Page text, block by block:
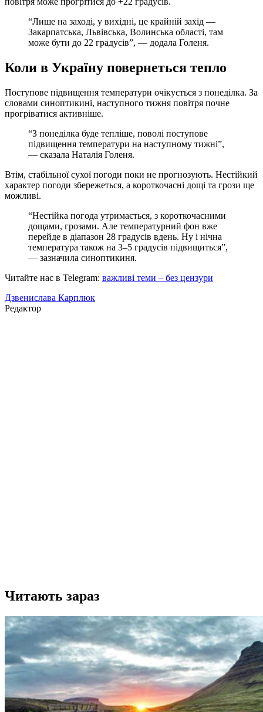
“Лише на заході, у вихідні, це крайній захід —
Закарпатська, Львівська, Волинська області, там
може бути до 22 градусів”, — додала Голеня.
Коли в Україну повернеться тепло
Поступове підвищення температури очікується з понеділка. За
словами синоптикині, наступного тижня повітря почне
прогріватися активніше.
“З понеділка буде тепліше, поволі поступове
підвищення температури на наступному тижні”,
— сказала Наталія Голеня.
Втім, стабільної сухої погоди поки не прогнозують. Нестійкий
характер погоди збережеться, а короткочасні дощі та грози ще
можливі.
“Нестійка погода утримається, з короткочасними
дощами, грозами. Але температурний фон вже
перейде в діапазон 28 градусів вдень. Ну і нічна
температура також на 3–5 градусів підвищиться”,
— зазначила синоптикиня.
Читайте нас в Telegram: важливі теми – без цензури
Дзвенислава Карплюк
Редактор
Читають зараз